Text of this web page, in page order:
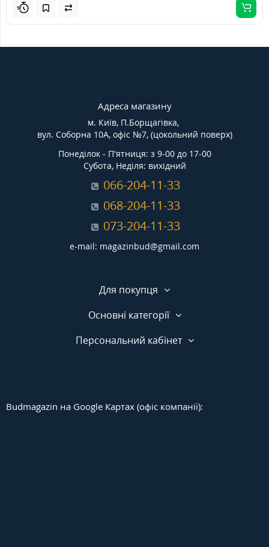
Адреса магазину
м. Київ, П.Борщагівка,
вул. Соборна 10А, офіс №7, (цокольний поверх)
Понеділок - П'ятниця: з 9-00 до 17-00
Субота, Неділя: вихідний
066-204-11-33
068-204-11-33
073-204-11-33
e-mail: magazinbud@gmail.com
Для покупця
Основні категорії
Персональний кабінет
Budmagazin на Google Картах (офіс компанії):